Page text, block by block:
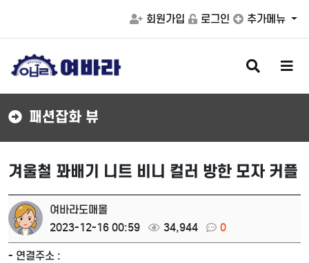
회원가입 로그인 추가메뉴
검
색
버
메
버
패션잡화 뷰
겨울철 꽈배기 니트 비니 컬러 방한 모자 커플
여바라도매몰
2023-12-16 00:59
34,944 0
- 연결주소 :